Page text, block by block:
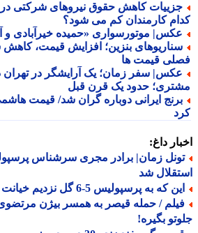
کاهش حقوق نیروهای شرکتی در
کارمندان کم می شود؟
موتورسواری «حمیده خیرآبادی و آتنه
بنزین؛ افزایش قیمت، کاهش
قیمت ها
سفر زمان؛ یک آرایشگر در تهران در
حدود یک قرن قبل
ایرانی دوباره گران شد/ قیمت هاشمی
داغ:
زمان| برادر مجری سرشناس
شد
که به پرسپولیس 5-6 گل نزدیم خیانت شاهرخ بیانی بود! +ویدیو
/ حمله قیصر به همسر بیژن مرتضوی:
بگیره!